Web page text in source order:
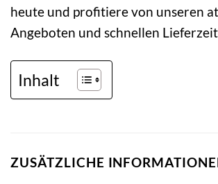
heute und profitiere von unseren
Angeboten und schnellen
Inhalt
ZUSÄTZLICHE